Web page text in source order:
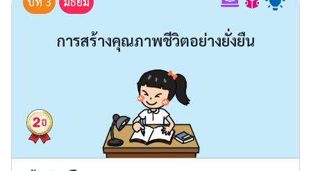
การสร้างคุณภาพชีวิตอย่างยั่งยืน